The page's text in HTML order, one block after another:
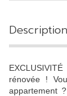
rénovée !
appartement